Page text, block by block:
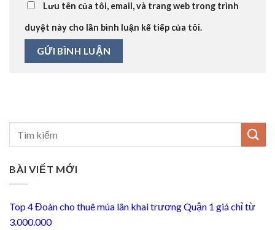
Lưu tên của tôi, email, và trang web trong trình
duyệt này cho lần bình luận kế tiếp của tôi.
BÀI VIẾT MỚI
Top 4 Đoàn cho thuê múa lân khai trương Quận 1 giá chỉ từ
3.000.000